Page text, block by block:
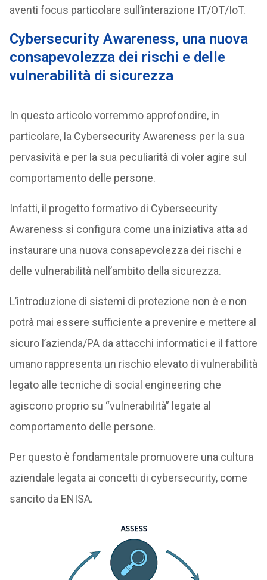
aventi focus particolare sull’interazione IT/OT/IoT.
Cybersecurity Awareness, una nuova
consapevolezza dei rischi e delle
vulnerabilità di sicurezza
In questo articolo vorremmo approfondire, in
particolare, la Cybersecurity Awareness per la sua
pervasività e per la sua peculiarità di voler agire sul
comportamento delle persone.
Infatti, il progetto formativo di Cybersecurity
Awareness si configura come una iniziativa atta ad
instaurare una nuova consapevolezza dei rischi e
delle vulnerabilità nell’ambito della sicurezza.
L’introduzione di sistemi di protezione non è e non
potrà mai essere sufficiente a prevenire e mettere al
sicuro l’azienda/PA da attacchi informatici e il fattore
umano rappresenta un rischio elevato di vulnerabilità
legato alle tecniche di social engineering che
agiscono proprio su “vulnerabilità” legate al
comportamento delle persone.
Per questo è fondamentale promuovere una cultura
aziendale legata ai concetti di cybersecurity, come
sancito da ENISA.